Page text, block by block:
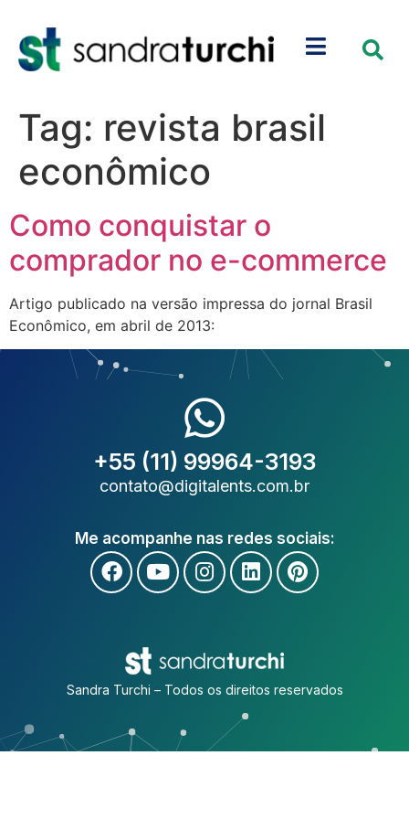
Tag: revista brasil
econômico
Como conquistar o
comprador no e-commerce
Artigo publicado na versão impressa do jornal Brasil
Econômico, em abril de 2013:
+55 (11) 99964-3193
contato@digitalents.com.br
Me acompanhe nas redes sociais:
Sandra Turchi – Todos os direitos reservados